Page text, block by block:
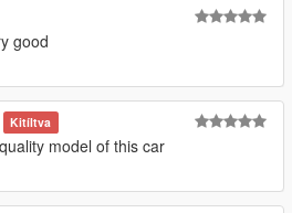
good
Kitíltva
model of this car